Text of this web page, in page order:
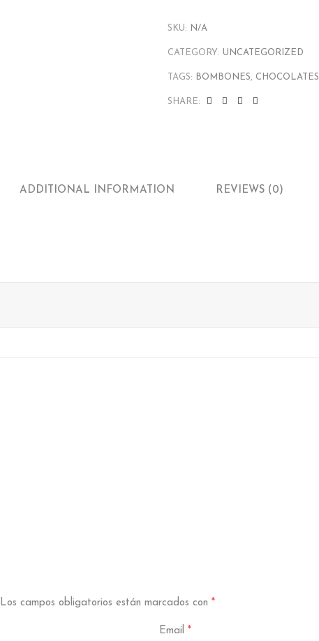
SKU: N/A
CATEGORY: UNCATEGORIZED
TAGS: BOMBONES, CHOCOLATES
SHARE:
ADDITIONAL INFORMATION REVIEWS (0)
Los campos obligatorios están marcados con *
Email*